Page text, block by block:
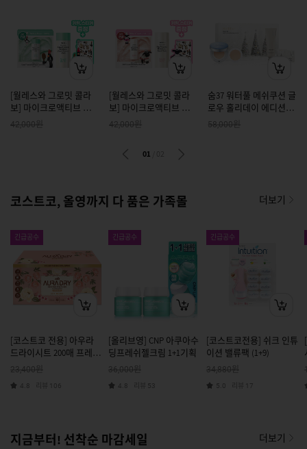
[월레스와 그로밋 콜라
보] 마이크로액티브 그
린 비타민 버블톡스 팩
42,000원
[월레스와 그로밋 콜라
보] 마이크로액티브 핑
크비타민 버블톡스 마스
42,000원
숨37 워터풀 메쉬쿠션 글
로우 홀리데이 에디션 기
획세트
58,000원
01
코스트코, 올영까지 다 품은 가족몰 더보기
긴급공수
[코스트코 전용] 아우라
드라이시트 200매 프레쉬
플로럴
23,400원
4.8
긴급공수
[올리브영] CNP 아쿠아수
딩프레쉬젤크림 1+1기획
36,000원
4.8 53
긴급공수
[코스트코전용] 쉬크 인튜
이션 밸류팩 (1+9)
34,880원
5.0 17
지금부터! 선착순 마감세일 더보기